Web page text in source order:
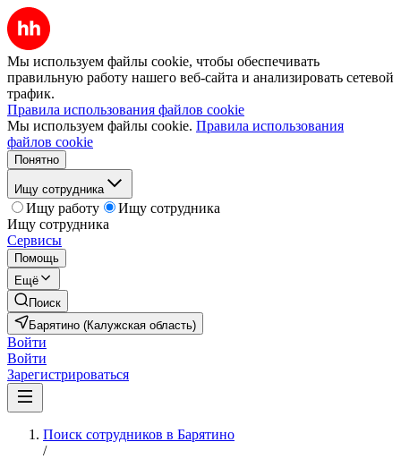
Мы используем файлы cookie, чтобы обеспечивать
правильную работу нашего веб-сайта и анализировать сетевой
трафик.
Правила использования файлов cookie
Мы используем файлы cookie. Правила использования
файлов cookie
Понятно
Ищу сотрудника
Ищу работу
Ищу сотрудника
Ищу сотрудника
Сервисы
Помощь
Ещё
Поиск
Барятино (Калужская область)
Войти
Войти
Зарегистрироваться
Поиск сотрудников в Барятино
/